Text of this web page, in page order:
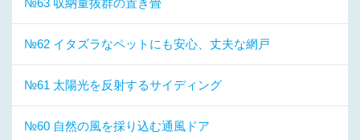
№63 収納量抜群の置き畳
№62 イタズラなペットにも安心、丈夫な網戸
№61 太陽光を反射するサイディング
№60 自然の風を採り込む通風ドア